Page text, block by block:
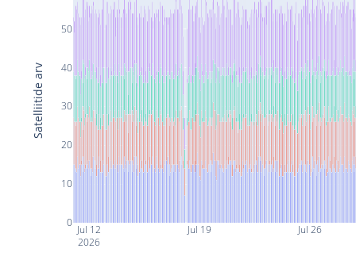
Jul 12
2026
Jul 19 Jul 26
0
10
20
30
40
50
Satelliitide arv